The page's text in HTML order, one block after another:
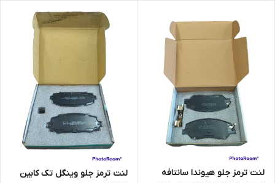
لنت ترمز جلو هیوندا سانتافه
لنت ترمز جلو وینگل تک کابین